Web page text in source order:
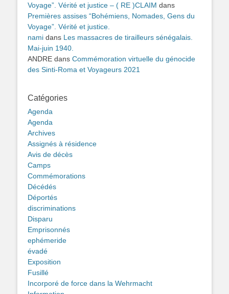
Voyage”. Vérité et justice – ( RE )CLAIM dans
Premières assises “Bohémiens, Nomades, Gens du
Voyage”. Vérité et justice.
nami dans Les massacres de tirailleurs sénégalais.
Mai-juin 1940.
ANDRE dans Commémoration virtuelle du génocide
des Sinti-Roma et Voyageurs 2021
Catégories
Agenda
Agenda
Archives
Assignés à résidence
Avis de décès
Camps
Commémorations
Décédés
Déportés
discriminations
Disparu
Emprisonnés
ephémeride
évadé
Exposition
Fusillé
Incorporé de force dans la Wehrmacht